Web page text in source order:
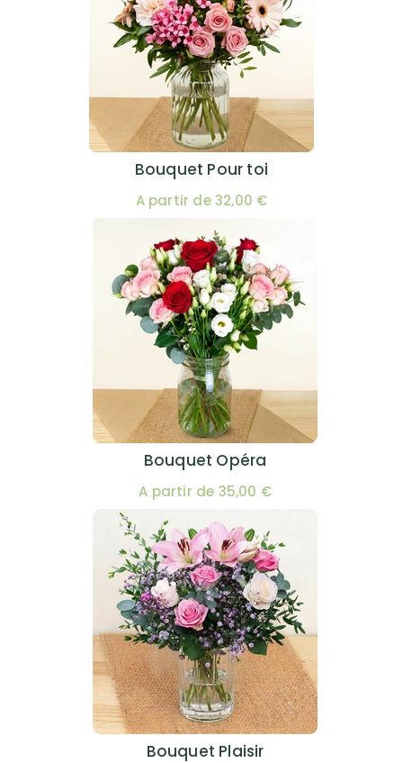
Bouquet Pour toi
A partir de 32,00 €
Bouquet Opéra
A partir de 35,00 €
Bouquet Plaisir